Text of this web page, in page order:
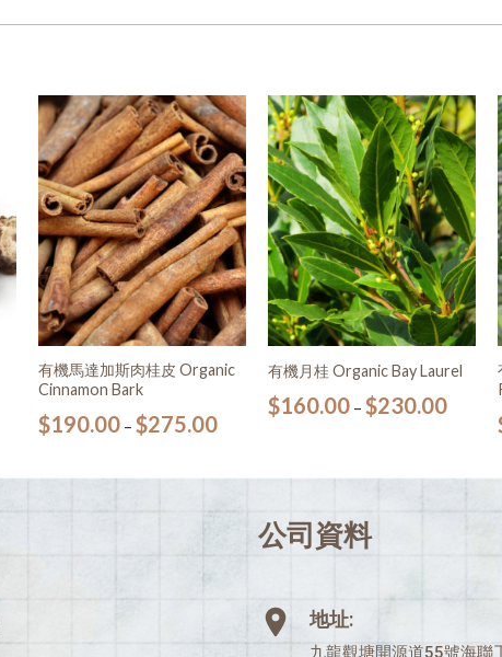
加入
願望
清單
有機馬達加斯肉桂皮 Organic
Cinnamon Bark
$190.00– $275.00
加入
願望
清單
有機月桂 Organic Bay Laurel
$160.00– $230.00
公司資料
地址:
九龍觀塘開源道55號海聯